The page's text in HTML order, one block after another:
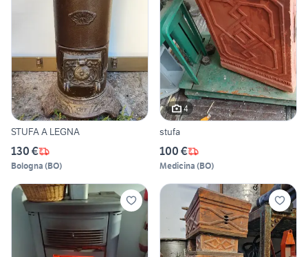
STUFA A LEGNA
130 €
Bologna (BO)
4
stufa
100 €
Medicina (BO)